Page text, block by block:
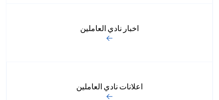
اخبار نادي العاملين
اعلانات نادي العاملين